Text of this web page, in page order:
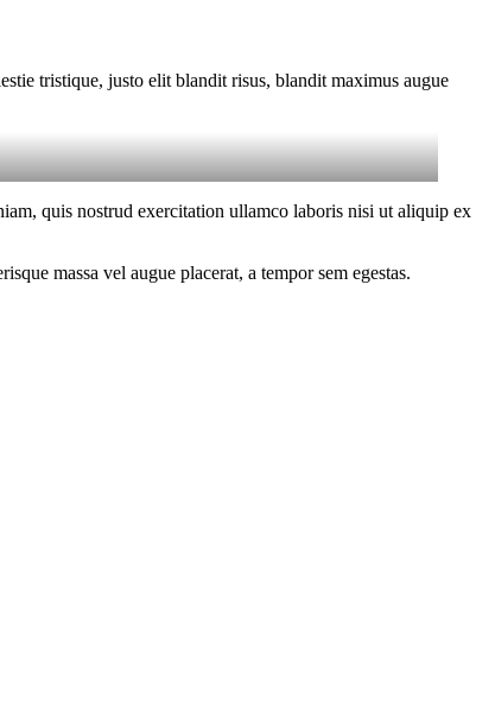
tristique, justo elit blandit risus, blandit maximus augue
quis nostrud exercitation ullamco laboris nisi ut aliquip ex
massa vel augue placerat, a tempor sem egestas.